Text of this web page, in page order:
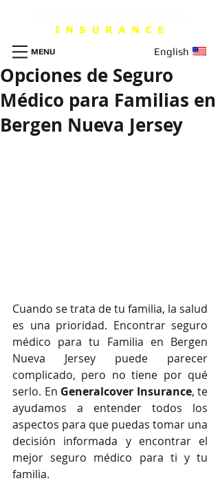
English
MENU
Opciones de Seguro
Médico para Familias en
Bergen Nueva Jersey
Cuando se trata de tu familia, la salud
es una prioridad. Encontrar seguro
médico para tu Familia en Bergen
Nueva Jersey puede parecer
complicado, pero no tiene por qué
serlo. En Generalcover Insurance, te
ayudamos a entender todos los
aspectos para que puedas tomar una
decisión informada y encontrar el
mejor seguro médico para ti y tu
familia.